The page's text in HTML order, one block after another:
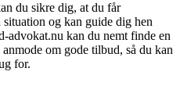
du sikre dig, at du får
og kan guide dig hen
advokat.nu kan du nemt finde en
om gode tilbud, så du kan
for.